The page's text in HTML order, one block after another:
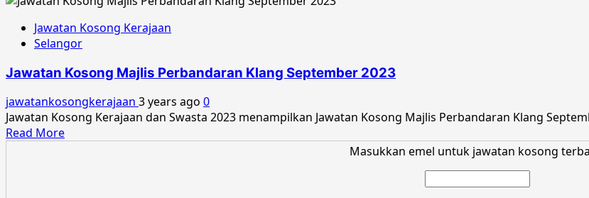
Jawatan Kosong Kerajaan
Selangor
Jawatan Kosong Majlis Perbandaran Klang September 2023
jawatankosongkerajaan 3 years ago 0
Jawatan Kosong Kerajaan dan Swasta 2023 menampilkan Jawatan Kosong Majlis Perbandaran Klang
Read MoreRead
Masukkan emel untuk jawatan kosong